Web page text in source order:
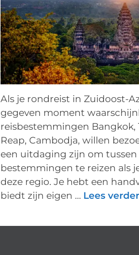
Als je rondreist in Zuidoost-
gegeven moment
reisbestemmingen Bangkok,
Reap, Cambodja, willen
een uitdaging zijn om tussen
bestemmingen te reizen als
deze regio. Je hebt een
biedt zijn eigen … Lees verder